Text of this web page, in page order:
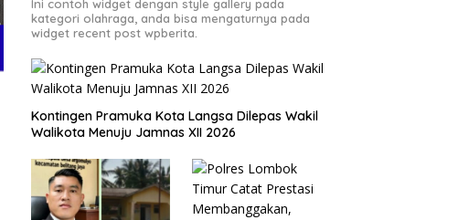
Ini contoh widget dengan style gallery pada
kategori olahraga, anda bisa mengaturnya pada
widget recent post wpberita.
Kontingen Pramuka Kota Langsa Dilepas Wakil
Walikota Menuju Jamnas XII 2026